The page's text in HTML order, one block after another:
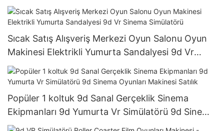
Makinesi
Sıcak Satış Alışveriş Merkezi Oyun Salonu Oyun
Makinesi Elektrikli Yumurta Sandalyesi 9d Vr
Sinema Simülatörü
Popüler 1 koltuk 9d Sanal Gerçeklik Sinema
Ekipmanları 9d Yumurta Vr Simülatörü 9d Sinema
Oyunları Makinesi Satılık